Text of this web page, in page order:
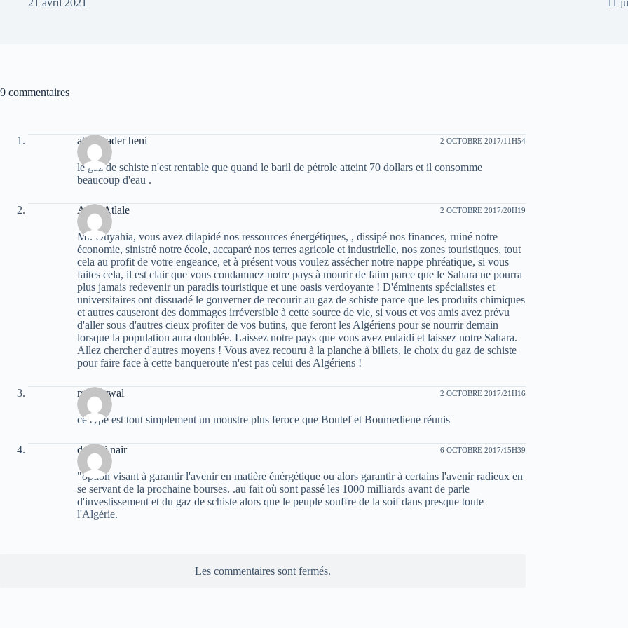
9 commentaires
abdelkader heni 2 OCTOBRE 2017/11H54
le gaz de schiste n'est rentable que quand le baril de pétrole atteint 70 dollars et il consomme
beaucoup d'eau .
Atala Atlale 2 OCTOBRE 2017/20H19
Mr. Ouyahia, vous avez dilapidé nos ressources énergétiques, , dissipé nos finances, ruiné notre
économie, sinistré notre école, accaparé nos terres agricole et industrielle, nos zones touristiques, tout
cela au profit de votre engeance, et à présent vous voulez assécher notre nappe phréatique, si vous
faites cela, il est clair que vous condamnez notre pays à mourir de faim parce que le Sahara ne pourra
plus jamais redevenir un paradis touristique et une oasis verdoyante ! D'éminents spécialistes et
universitaires ont dissuadé le gouverner de recourir au gaz de schiste parce que les produits chimiques
et autres causeront des dommages irréversible à cette source de vie, si vous et vos amis avez prévu
d'aller sous d'autres cieux profiter de vos butins, que feront les Algériens pour se nourrir demain
lorsque la population aura doublée. Laissez notre pays que vous avez enlaidi et laissez notre Sahara.
Allez chercher d'autres moyens ! Vous avez recouru à la planche à billets, le choix du gaz de schiste
pour faire face à cette banqueroute n'est pas celui des Algériens !
moh arwal 2 OCTOBRE 2017/21H16
ce type est tout simplement un monstre plus feroce que Boutef et Boumediene réunis
deradji nair 6 OCTOBRE 2017/15H39
"option visant à garantir l'avenir en matière énérgétique ou alors garantir à certains l'avenir radieux en
se servant de la prochaine bourses. .au fait où sont passé les 1000 milliards avant de parle
d'investissement et du gaz de schiste alors que le peuple souffre de la soif dans presque toute
l'Algérie.
Les commentaires sont fermés.